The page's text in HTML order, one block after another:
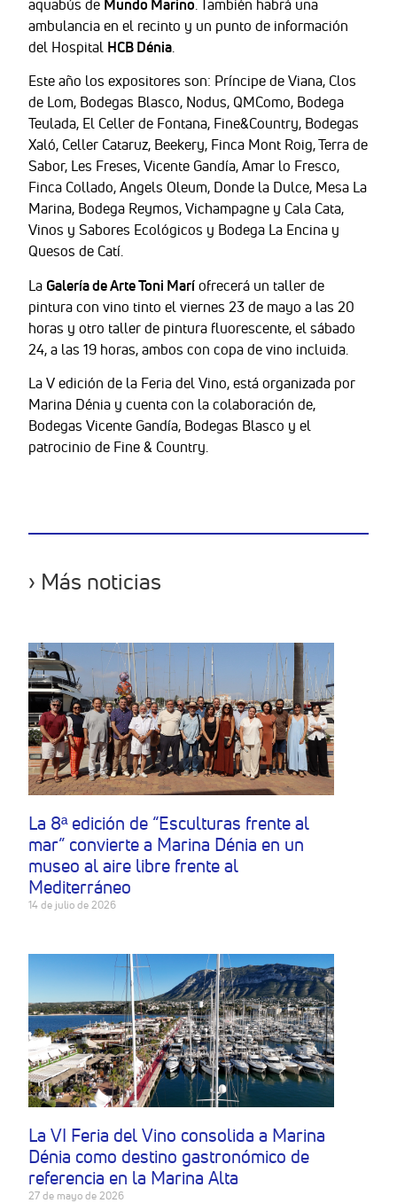
aquabús de Mundo Marino . También habrá una
ambulancia en el recinto y un punto de información
del Hospital HCB Dénia
Este año los expositores son: Príncipe de Viana, Clos
de Lom, Bodegas Blasco, Nodus, QMComo, Bodega
Teulada, El Celler de Fontana, Fine&Country, Bodegas
Xaló, Celler Cataruz, Beekery, Finca Mont Roig, Terra de
Sabor, Les Freses, Vicente Gandía, Amar lo Fresco,
Finca Collado, Angels Oleum, Donde la Dulce, Mesa La
Marina, Bodega Reymos, Vichampagne y Cala Cata,
Vinos y Sabores Ecológicos y Bodega La Encina y
Quesos de Catí.
La Galería de Arte Toni Marí ofrecerá un taller de
pintura con vino tinto el viernes 23 de mayo a las 20
horas y otro taller de pintura fluorescente, el sábado
24, a las 19 horas, ambos con copa de vino incluida.
La V edición de la Feria del Vino, está organizada por
Marina Dénia y cuenta con la colaboración de,
Bodegas Vicente Gandía, Bodegas Blasco y el
patrocinio de Fine & Country.
› Más noticias
La 8ª edición de “Esculturas frente al
mar” convierte a Marina Dénia en un
museo al aire libre frente al
Mediterráneo
14 de julio de 2026
La VI Feria del Vino consolida a Marina
Dénia como destino gastronómico de
referencia en la Marina Alta
27 de mayo de 2026